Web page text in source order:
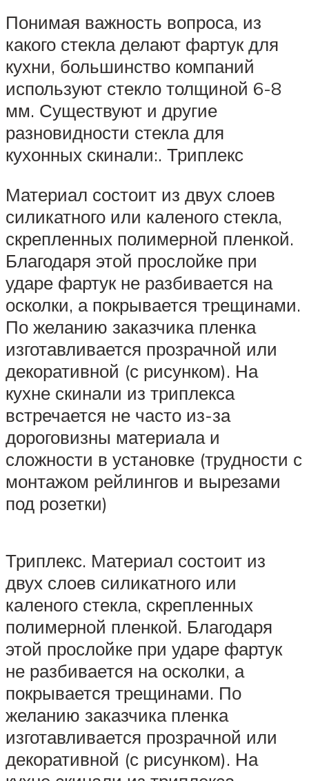
Понимая важность вопроса, из
какого стекла делают фартук для
кухни, большинство компаний
используют стекло толщиной 6-8
мм. Существуют и другие
разновидности стекла для
кухонных скинали:. Триплекс
Материал состоит из двух слоев
силикатного или каленого стекла,
скрепленных полимерной пленкой.
Благодаря этой прослойке при
ударе фартук не разбивается на
осколки, а покрывается трещинами.
По желанию заказчика пленка
изготавливается прозрачной или
декоративной (с рисунком). На
кухне скинали из триплекса
встречается не часто из-за
дороговизны материала и
сложности в установке (трудности с
монтажом рейлингов и вырезами
под розетки)
Триплекс. Материал состоит из
двух слоев силикатного или
каленого стекла, скрепленных
полимерной пленкой. Благодаря
этой прослойке при ударе фартук
не разбивается на осколки, а
покрывается трещинами. По
желанию заказчика пленка
изготавливается прозрачной или
декоративной (с рисунком). На